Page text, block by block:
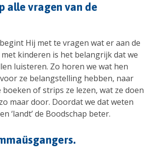
alle vragen van de
Hij met te vragen wat er aan de
kinderen is het belangrijk dat we
luisteren. Zo horen we wat hen
ze belangstelling hebben, naar
of strips ze lezen, wat ze doen
maar door. Doordat we dat weten
‘landt’ de Boodschap beter.